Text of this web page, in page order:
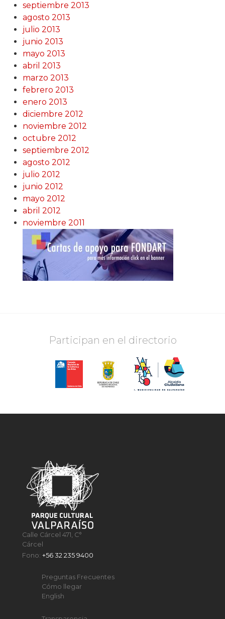
septiembre 2013
agosto 2013
julio 2013
junio 2013
mayo 2013
abril 2013
marzo 2013
febrero 2013
enero 2013
diciembre 2012
noviembre 2012
octubre 2012
septiembre 2012
agosto 2012
julio 2012
junio 2012
mayo 2012
abril 2012
noviembre 2011
Participan en el directorio
Calle Cárcel 471, C°
Cárcel
Fono:+56 32 235 9400
Preguntas Frecuentes
Cómo llegar
English